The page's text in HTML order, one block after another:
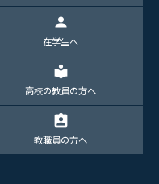
person
在学生へ
local_library
高校の教員の方へ
assignment_ind
教職員の方へ